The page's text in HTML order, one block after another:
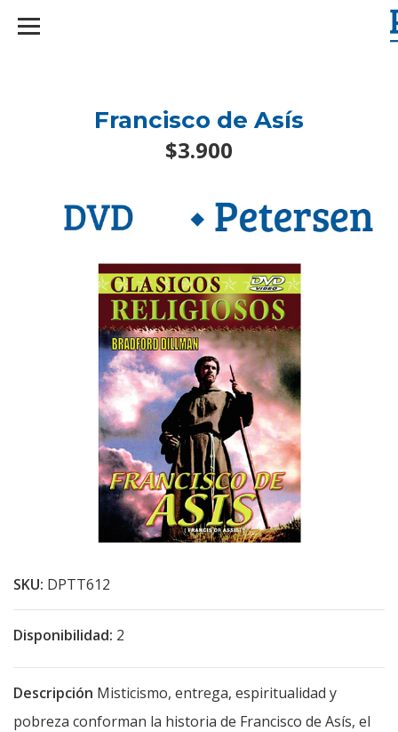
Francisco de Asís
$3.900
SKU: DPTT612
Disponibilidad: 2
Descripción Misticismo, entrega, espiritualidad y
pobreza conforman la historia de Francisco de Asís, el